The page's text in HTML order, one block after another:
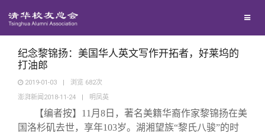
西南联大校友会
义工计划
新媒体平台
青春风采
校友文苑
校友讲坛
纪念黎锦扬：美国华人英文写作开拓者，好莱坞的
打油郎
2019-01-03 | 浏览 682次
澎湃新闻2018-11-24
| 明凤英
【编者按】11月8日，著名美籍华裔作家黎锦扬在美
国洛杉矶去世，享年103岁。湖湘望族“黎氏八骏”的时